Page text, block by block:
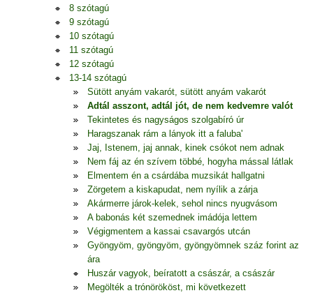
8 szótagú
9 szótagú
10 szótagú
11 szótagú
12 szótagú
13-14 szótagú
Sütött anyám vakarót, sütött anyám vakarót
Adtál asszont, adtál jót, de nem kedvemre valót
Tekintetes és nagyságos szolgabíró úr
Haragszanak rám a lányok itt a faluba'
Jaj, Istenem, jaj annak, kinek csókot nem adnak
Nem fáj az én szívem többé, hogyha mással látlak
Elmentem én a csárdába muzsikát hallgatni
Zörgetem a kiskapudat, nem nyílik a zárja
Akármerre járok-kelek, sehol nincs nyugvásom
A babonás két szemednek imádója lettem
Végigmentem a kassai csavargós utcán
Gyöngyöm, gyöngyöm, gyöngyömnek száz forint az
ára
Huszár vagyok, beíratott a császár, a császár
Megölték a trónörököst, mi következett